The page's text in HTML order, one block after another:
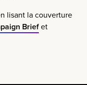
lisant la couverture
Briefet